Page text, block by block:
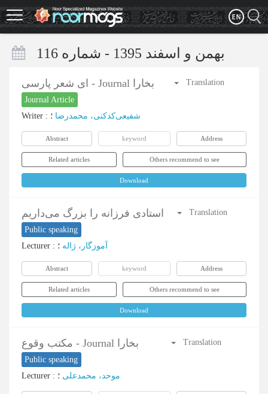
Skip
to
main
بهمن و اسفند 1395 - شماره 116
ای شعر پارسی - Journal بخارا
Journal Article
Translation
Writer : شفیعی‌کدکنی، محمدرضا ؛
Abstract keyword Address
Related articles Others recommend to see
Download
استادی فرزانه را بزرگ می‌داریم
Public speaking
Translation
Lecturer : آموزگار، ژاله ؛
Abstract keyword Address
Related articles Others recommend to see
Download
مکتب وقوع - Journal بخارا
Public speaking
Translation
Lecturer : موحد، محمدعلی ؛